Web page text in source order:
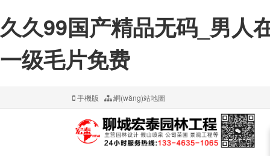
久久99国产精品无码_男人
一级毛片免费
手機版 網(wǎng)站地圖